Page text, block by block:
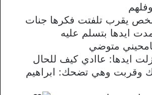
يقرب تلفتت فكرها جنات
ايدها بتسلم عليه
متوضي
ايدها: عاادي كيف للحال
وقربت وهي تضحك: ابراهيم